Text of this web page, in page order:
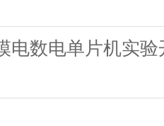
电数电单片机实